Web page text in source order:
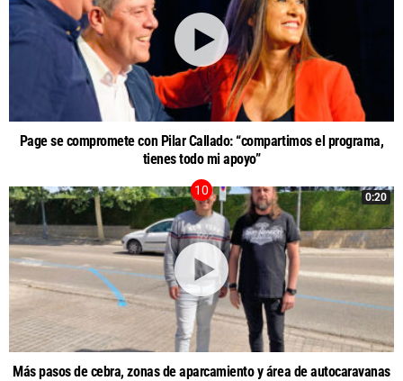
Page se compromete con Pilar Callado: “compartimos el programa,
tienes todo mi apoyo”
0:20
Más pasos de cebra, zonas de aparcamiento y área de autocaravanas